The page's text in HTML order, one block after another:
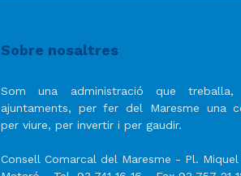
Sobre nosaltres
Som una administració que
ajuntaments, per fer del Maresme una
per viure, per invertir i per gaudir.
Consell Comarcal del Maresme - Pl. Miquel